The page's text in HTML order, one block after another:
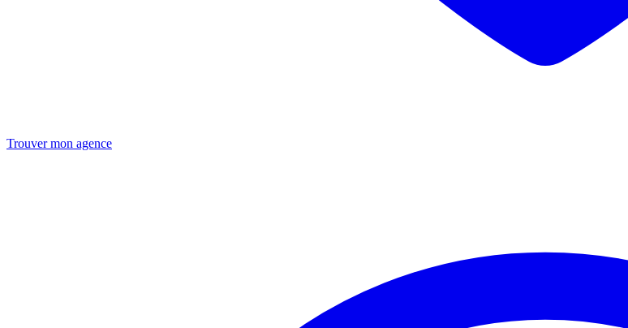
Trouver mon agence